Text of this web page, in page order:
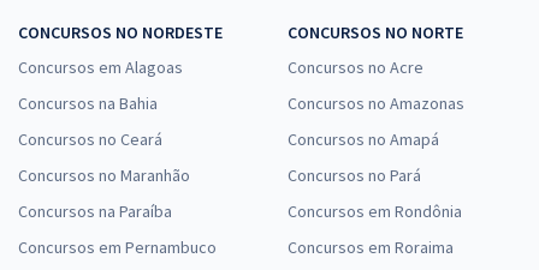
CONCURSOS NO NORDESTE
Concursos em Alagoas
Concursos na Bahia
Concursos no Ceará
Concursos no Maranhão
Concursos na Paraíba
Concursos em Pernambuco
CONCURSOS NO NORTE
Concursos no Acre
Concursos no Amazonas
Concursos no Amapá
Concursos no Pará
Concursos em Rondônia
Concursos em Roraima